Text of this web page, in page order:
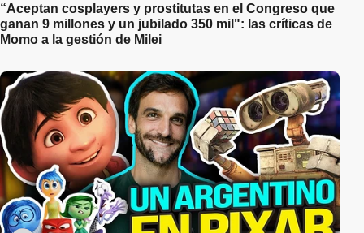
“Aceptan cosplayers y prostitutas en el Congreso que
ganan 9 millones y un jubilado 350 mil": las críticas de
Momo a la gestión de Milei